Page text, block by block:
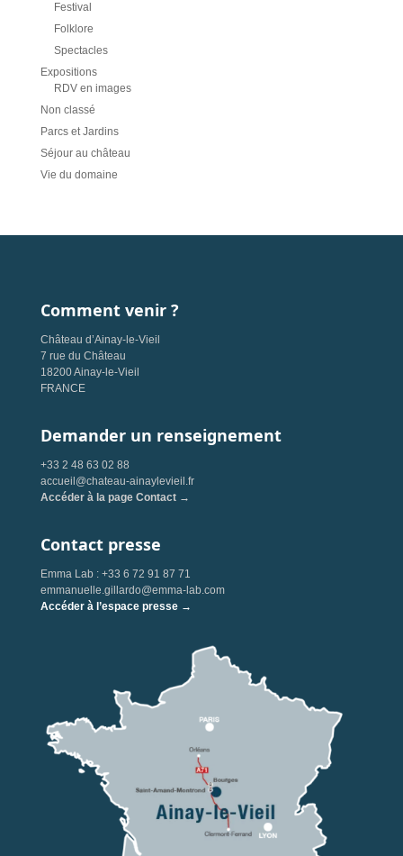
Festival
Folklore
Spectacles
Expositions
RDV en images
Non classé
Parcs et Jardins
Séjour au château
Vie du domaine
Comment venir ?
Château d’Ainay-le-Vieil
7 rue du Château
18200 Ainay-le-Vieil
FRANCE
Demander un renseignement
+33 2 48 63 02 88
accueil@chateau-ainaylevieil.fr
Accéder à la page Contact →
Contact presse
Emma Lab : +33 6 72 91 87 71
emmanuelle.gillardo@emma-lab.com
Accéder à l’espace presse →